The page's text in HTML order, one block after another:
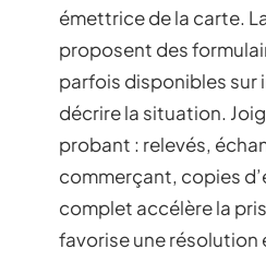
émettrice de la carte.
proposent des
parfois disponibles sur
décrire la situation.
probant : relevés,
commerçant, copies
complet accélère la
favorise une résolution